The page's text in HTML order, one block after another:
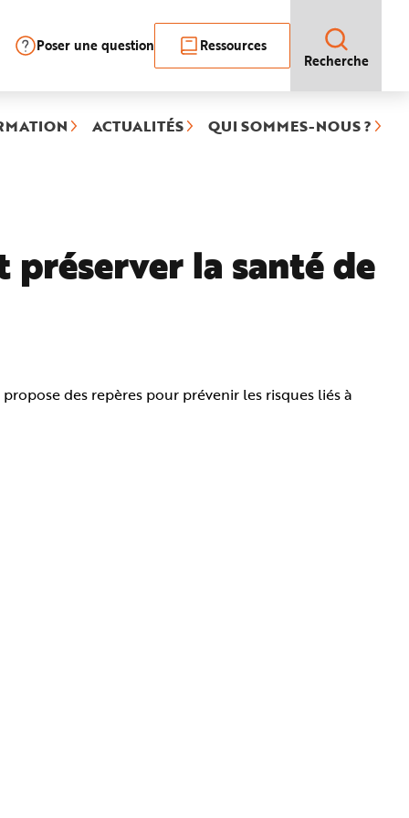
Poser une question
Ressources
Recherche
ACTUALITÉS QUI SOMMES-NOUS ?
préserver la santé de
des repères pour prévenir les risques liés à